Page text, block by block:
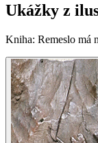
Ukážky z
Kniha: Remeslo má